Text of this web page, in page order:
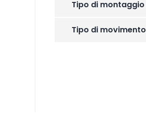
Tipo di montaggio
Tipo di movimento